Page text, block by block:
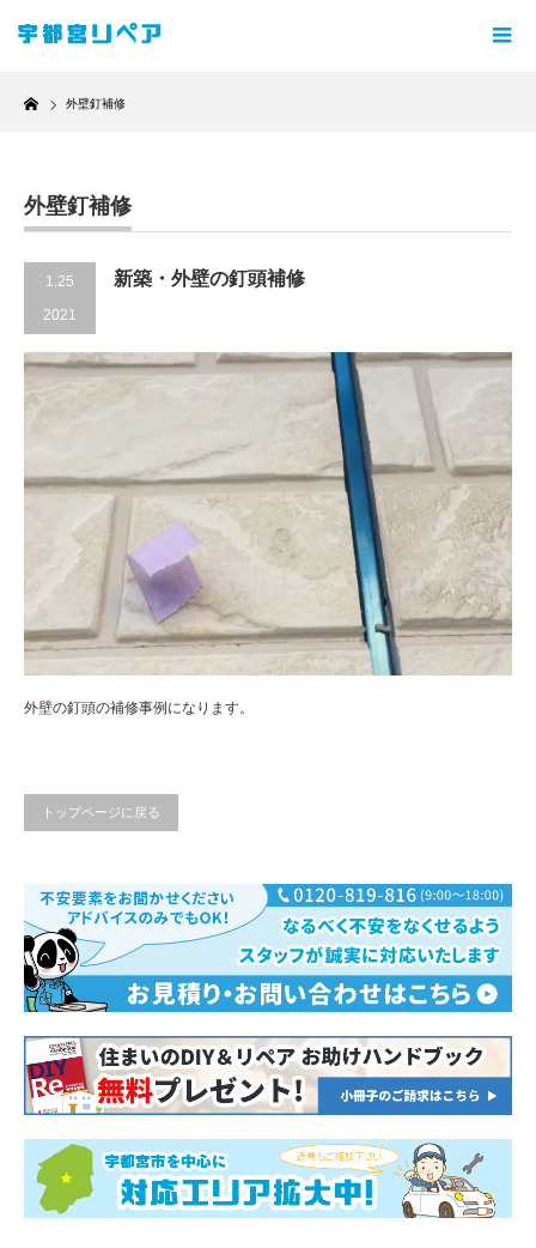
Home
外壁釘補修
外壁釘補修
1.25
2021
新築・外壁の釘頭補修
外壁の釘頭の補修事例になります。
トップページに戻る